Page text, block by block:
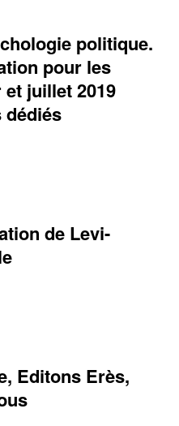
politique.
pour les
juillet 2019
dédiés
de Levi-
Editons Erès,